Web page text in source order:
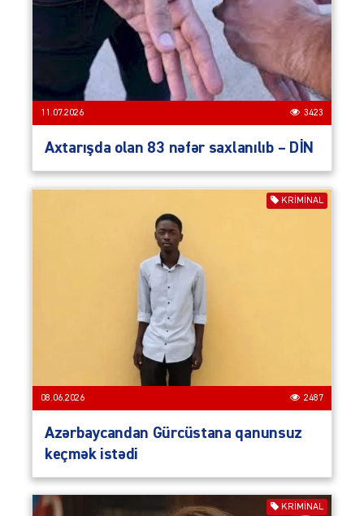
11.07.2026 3423
Axtarışda olan 83 nəfər saxlanılıb – DİN
KRIMINAL
08.06.2026 2487
Azərbaycandan Gürcüstana qanunsuz
keçmək istədi
KRIMINAL